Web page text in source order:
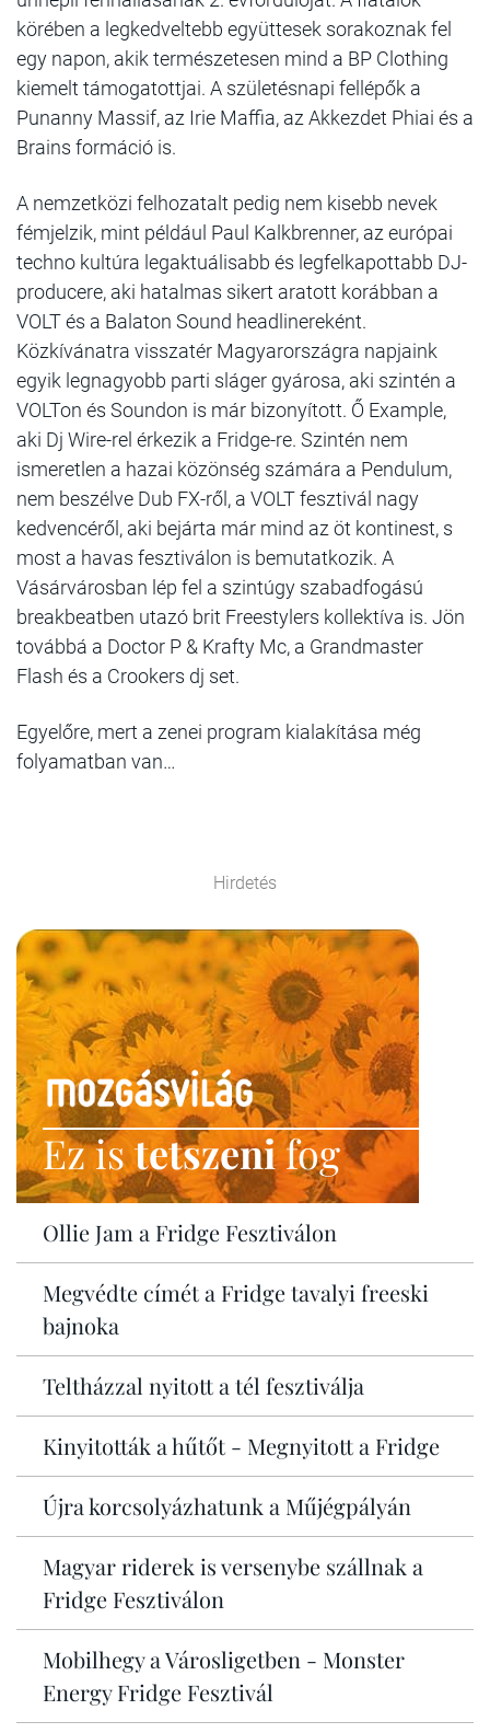
körében a legkedveltebb együttesek sorakoznak fel
egy napon, akik természetesen mind a BP Clothing
kiemelt támogatottjai. A születésnapi fellépők a
Punanny Massif, az Irie Maffia, az Akkezdet Phiai és a
Brains formáció is.
A nemzetközi felhozatalt pedig nem kisebb nevek
fémjelzik, mint például Paul Kalkbrenner, az európai
techno kultúra legaktuálisabb és legfelkapottabb DJ-
producere, aki hatalmas sikert aratott korábban a
VOLT és a Balaton Sound headlinereként.
Közkívánatra visszatér Magyarországra napjaink
egyik legnagyobb parti sláger gyárosa, aki szintén a
VOLTon és Soundon is már bizonyított. Ő Example,
aki Dj Wire-rel érkezik a Fridge-re. Szintén nem
ismeretlen a hazai közönség számára a Pendulum,
nem beszélve Dub FX-ről, a VOLT fesztivál nagy
kedvencéről, aki bejárta már mind az öt kontinest, s
most a havas fesztiválon is bemutatkozik. A
Vásárvárosban lép fel a szintúgy szabadfogású
breakbeatben utazó brit Freestylers kollektíva is. Jön
továbbá a Doctor P & Krafty Mc, a Grandmaster
Flash és a Crookers dj set.
Egyelőre, mert a zenei program kialakítása még
folyamatban van…
Hirdetés
Ez istetszenifog
Ollie Jam a Fridge Fesztiválon
Megvédte címét a Fridge tavalyi freeski
bajnoka
Teltházzal nyitott a tél fesztiválja
Kinyitották a hűtőt - Megnyitott a Fridge
Újra korcsolyázhatunk a Műjégpályán
Magyar riderek is versenybe szállnak a
Fridge Fesztiválon
Mobilhegy a Városligetben - Monster
Energy Fridge Fesztivál